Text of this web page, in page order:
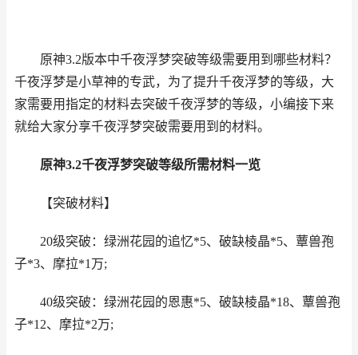
原神3.2版本中千夜浮梦突破等级需要用到哪些材料？
千夜浮梦是小草神的专武，为了提升千夜浮梦的等级，大
家需要用指定的材料去突破千夜浮梦的等级，小编接下来
就给大家分享千夜浮梦突破需要用到的材料。
原神3.2千夜浮梦突破等级所需材料一览
【突破材料】
20级突破：绿洲花园的追忆*5、破缺棱晶*5、蕈兽孢
子*3、摩拉*1万;
40级突破：绿洲花园的恩惠*5、破缺棱晶*18、蕈兽孢
子*12、摩拉*2万;